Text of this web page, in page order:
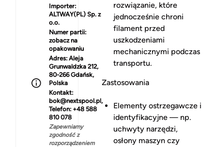
Importer:
ALTWAY(PL) Sp. z
o.o.
Numer partii:
zobacz na
opakowaniu
Adres: Aleja
Grunwaldzka 212,
80-266 Gdańsk,
Polska
Kontakt:
bok@nextspool.pl,
Telefon: +48 588
810 078
Zapewniamy
zgodność z
rozporządzeniem
rozwiązanie, które
jednocześnie chroni
filament przed
uszkodzeniami
mechanicznymi podczas
transportu.
Zastosowania
Elementy ostrzegawcze i
identyfikacyjne — np.
uchwyty narzędzi,
osłony maszyn czy